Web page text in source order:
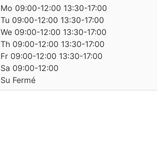
Mo 09:00-12:00 13:30-17:00
Tu 09:00-12:00 13:30-17:00
We 09:00-12:00 13:30-17:00
Th 09:00-12:00 13:30-17:00
Fr 09:00-12:00 13:30-17:00
Sa 09:00-12:00
Su Fermé